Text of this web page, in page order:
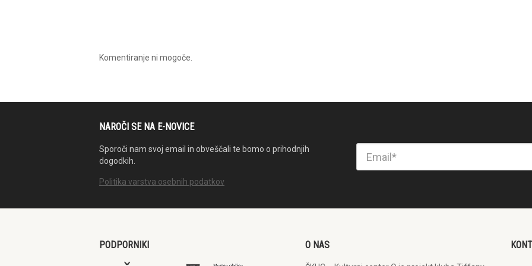
Komentiranje ni mogoče.
NAROČI SE NA E-NOVICE
Sporoči nam svoj email in obveščali te bomo o prihodnjih
dogodkih.
Politika varstva osebnih podatkov
PODPORNIKI O NAS